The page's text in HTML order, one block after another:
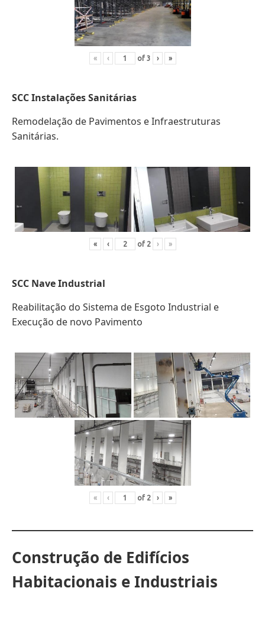
« ‹ of 3 › »
SCC Instalações Sanitárias
Remodelação de Pavimentos e Infraestruturas
Sanitárias.
« ‹ of 2 › »
SCC Nave Industrial
Reabilitação do Sistema de Esgoto Industrial e
Execução de novo Pavimento
« ‹ of 2 › »
Construção de Edifícios
Habitacionais e Industriais